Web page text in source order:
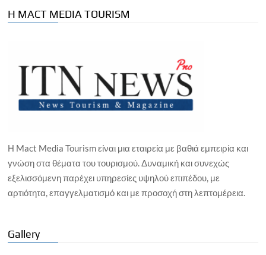
Η MACT MEDIA TOURISM
Η Mact Media Tourism είναι μια εταιρεία με βαθιά εμπειρία και
γνώση στα θέματα του τουρισμού. Δυναμική και συνεχώς
εξελισσόμενη παρέχει υπηρεσίες υψηλού επιπέδου, με
αρτιότητα, επαγγελματισμό και με προσοχή στη λεπτομέρεια.
Gallery